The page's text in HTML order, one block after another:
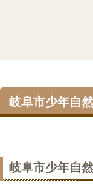
岐阜市少年自
岐阜市少年自